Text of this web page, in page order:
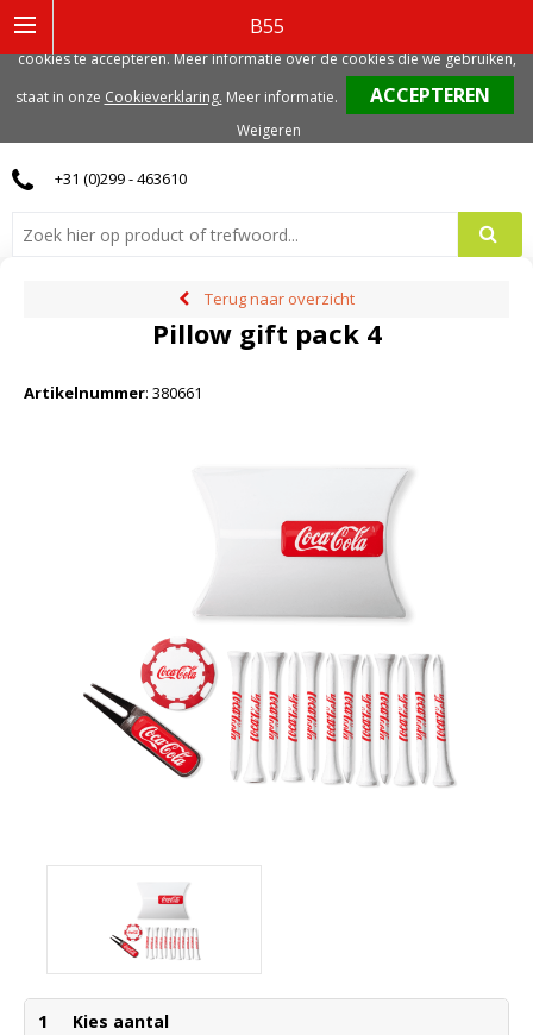
B55
0
+31 (0)299 - 463610
Terug naar overzicht
Pillow gift pack 4
Artikelnummer: 380661
1 Kies aantal
gerelateerde cookies. Voor de beste gebruikerservaring, adviseren we deze
cookies te accepteren. Meer informatie over de cookies die we gebruiken,
staat in onze Cookieverklaring. Meer informatie.
Weigeren